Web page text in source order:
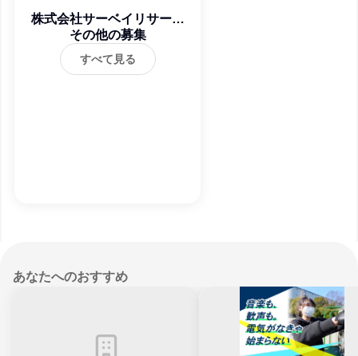
株式会社サーベイリサーチ
センター
その他の募集
すべて見る
あなたへのおすすめ